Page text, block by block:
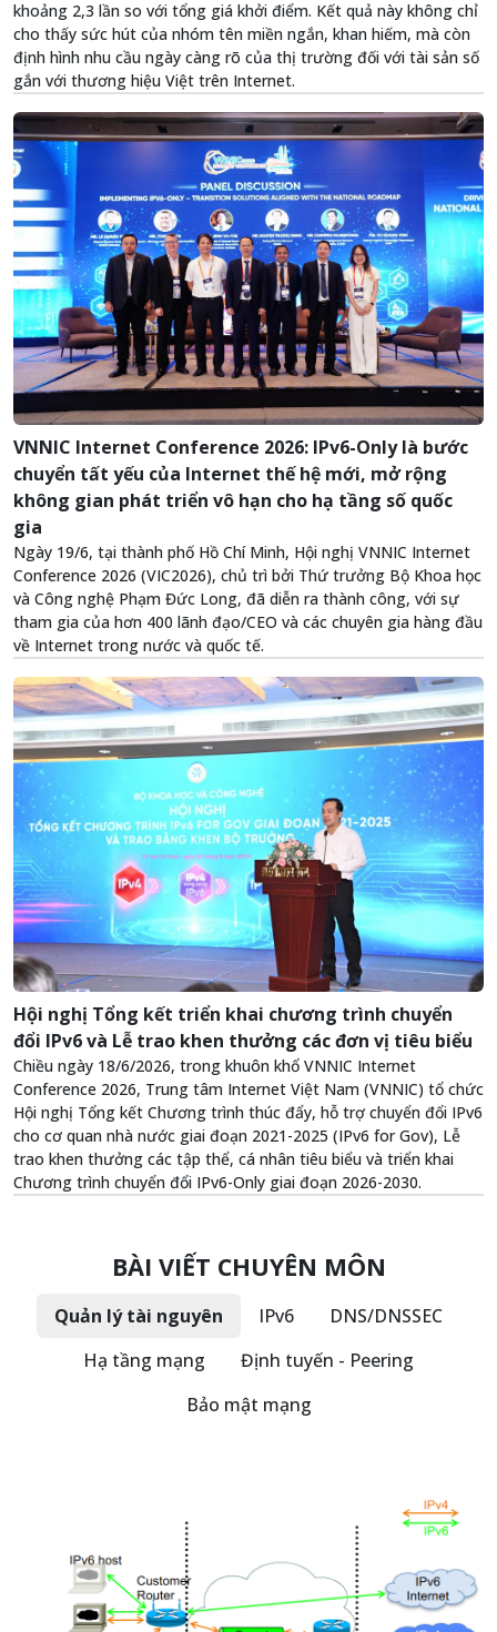
khoảng 2,3 lần so với tổng giá khởi điểm. Kết quả này không chỉ
cho thấy sức hút của nhóm tên miền ngắn, khan hiếm, mà còn
định hình nhu cầu ngày càng rõ của thị trường đối với tài sản số
gắn với thương hiệu Việt trên Internet.
VNNIC Internet Conference 2026: IPv6-Only là bước
chuyển tất yếu của Internet thế hệ mới, mở rộng
không gian phát triển vô hạn cho hạ tầng số quốc
gia
Ngày 19/6, tại thành phố Hồ Chí Minh, Hội nghị VNNIC Internet
Conference 2026 (VIC2026), chủ trì bởi Thứ trưởng Bộ Khoa học
và Công nghệ Phạm Đức Long, đã diễn ra thành công, với sự
tham gia của hơn 400 lãnh đạo/CEO và các chuyên gia hàng đầu
về Internet trong nước và quốc tế.
Hội nghị Tổng kết triển khai chương trình chuyển
đổi IPv6 và Lễ trao khen thưởng các đơn vị tiêu biểu
Chiều ngày 18/6/2026, trong khuôn khổ VNNIC Internet
Conference 2026, Trung tâm Internet Việt Nam (VNNIC) tổ chức
Hội nghị Tổng kết Chương trình thúc đẩy, hỗ trợ chuyển đổi IPv6
cho cơ quan nhà nước giai đoạn 2021-2025 (IPv6 for Gov), Lễ
trao khen thưởng các tập thể, cá nhân tiêu biểu và triển khai
Chương trình chuyển đổi IPv6-Only giai đoạn 2026-2030.
BÀI VIẾT CHUYÊN MÔN
Quản lý tài nguyên IPv6
DNS/DNSSEC
Hạ tầng mạng
Định tuyến - Peering
Bảo mật mạng